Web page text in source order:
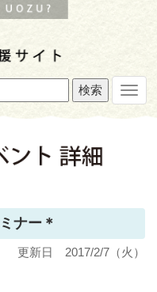
ナー＊
更新日 2017/2/7（火）